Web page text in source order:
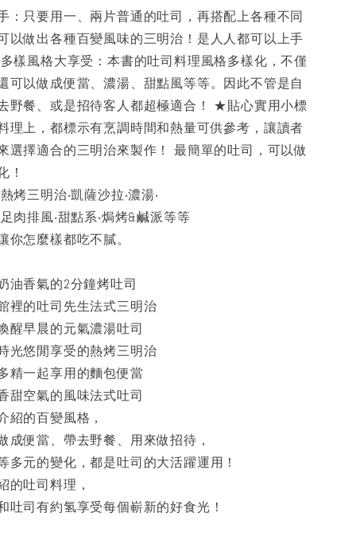
：只要用一、兩片普通的吐司，再搭配上各種不同
以做出各種百變風味的三明治！是人人都可以上手
樣風格大享受：本書的吐司料理風格多樣化，不僅
可以做成便當、濃湯、甜點風等等。因此不管是自
野餐、或是招待客人都超極適合！ ★貼心實用小標
理上，都標示有烹調時間和熱量可供參考，讓讀者
選擇適合的三明治來製作！ 最簡單的吐司，可以做
！
烤三明治‧凱薩沙拉‧濃湯‧
肉排風‧甜點系‧焗烤&鹹派等等
你怎麼樣都吃不膩。
香氣的2分鐘烤吐司
的吐司先生法式三明治
早晨的元氣濃湯吐司
悠閒享受的熱烤三明治
一起享用的麵包便當
空氣的風味法式吐司
紹的百變風格，
成便當、帶去野餐、用來做招待，
多元的變化，都是吐司的大活躍運用！
的吐司料理，
吐司有約氢享受每個嶄新的好食光！